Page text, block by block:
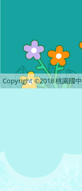
Copyright ©2018 桃園國